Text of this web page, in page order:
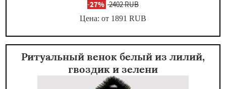
-27% 2402 RUB
Цена: от 1891 RUB
Ритуальный венок белый из лилий,
гвоздик и зелени